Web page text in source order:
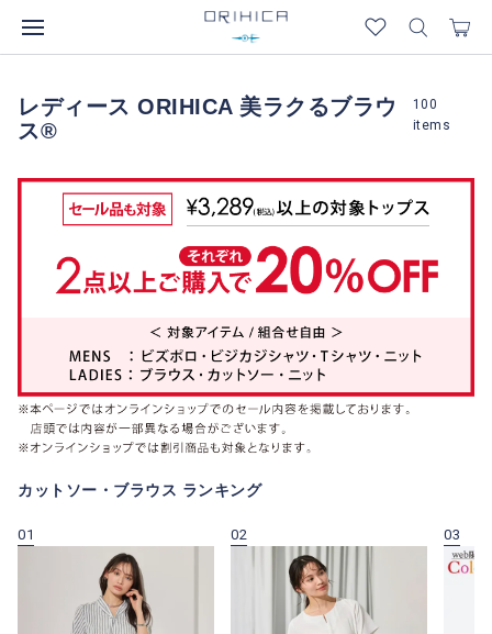
レディース ORIHICA 美ラクるブラウ
ス®
100
items
カットソー・ブラウス ランキング
01 02 03